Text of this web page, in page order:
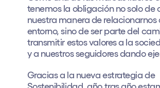
tenemos la obligación no solo de
nuestra manera de relacionarnos
entorno, sino de ser parte del
transmitir estos valores a la
y a nuestros seguidores dando
Gracias a la nueva estrategia de
Sostenibilidad, año tras año